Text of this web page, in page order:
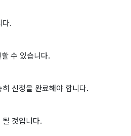
다.
수 있습니다.
신청을 완료해야 합니다.
것입니다.